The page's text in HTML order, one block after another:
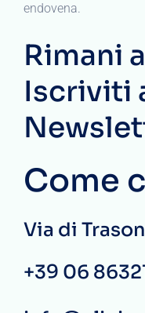
endovena.
Rimani
Iscriviti
Come
Via di
+39 06